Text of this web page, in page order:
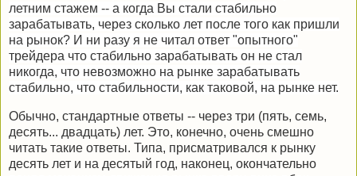
летним стажем -- а когда Вы стали стабильно
зарабатывать, через сколько лет после того как пришли
на рынок? И ни разу я не читал ответ "опытного"
трейдера что стабильно зарабатывать он не стал
никогда, что невозможно на рынке зарабатывать
стабильно, что стабильности, как таковой, на рынке нет.
Обычно, стандартные ответы -- через три (пять, семь,
десять... двадцать) лет. Это, конечно, очень смешно
читать такие ответы. Типа, присматривался к рынку
десять лет и на десятый год, наконец, окончательно